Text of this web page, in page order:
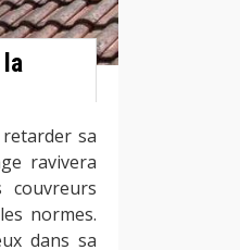
sa
ravivera
normes.
dans sa